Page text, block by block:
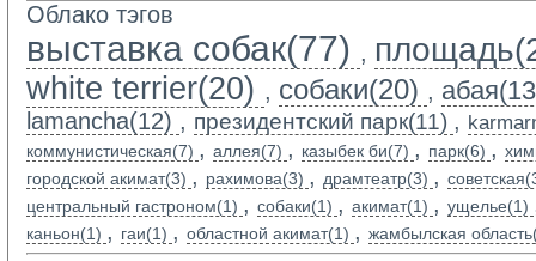
Облако тэгов
выставка собак(77) ,
white terrier(20) , собаки(20) ,
lamancha(12) , президентский парк(11) ,
коммунистическая(7) , аллея(7) , казыбек би(7) , парк(6) ,
городской акимат(3) , рахимова(3) , драмтеатр(3) ,
центральный гастроном(1) , собаки(1) , акимат(1) , ущелье(1)
каньон(1) , гаи(1) , областной акимат(1) , жамбылская